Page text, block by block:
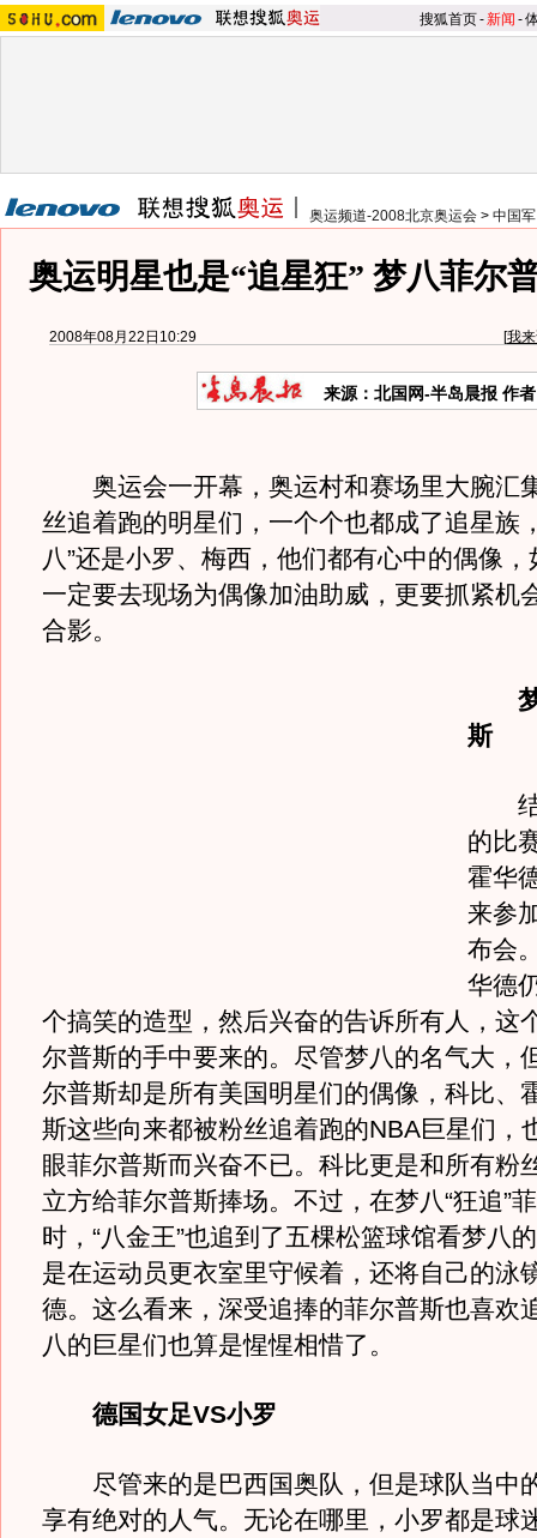
搜狐首页-新闻 -
奥运频道-2008北京奥运会 > 中国
奥运明星也是“追星狂” 梦八菲尔
2008年08月22日10:29 [我
来源：北国网-半岛晨报 作
奥运会一开幕，奥运村和赛场里大腕汇
丝追着跑的明星们，一个个也都成了追星族
八”还是小罗、梅西，他们都有心中的偶像
一定要去现场为偶像加油助威，更要抓紧机
合影。
斯
结
的比
霍华
来参
布会
华德
个搞笑的造型，然后兴奋的告诉所有人，这
尔普斯的手中要来的。尽管梦八的名气大，
尔普斯却是所有美国明星们的偶像，科比、
斯这些向来都被粉丝追着跑的NBA巨星们，
眼菲尔普斯而兴奋不已。科比更是和所有粉
立方给菲尔普斯捧场。不过，在梦八“狂追”
时，“八金王”也追到了五棵松篮球馆看梦八
是在运动员更衣室里守候着，还将自己的泳
德。这么看来，深受追捧的菲尔普斯也喜欢
八的巨星们也算是惺惺相惜了。
德国女足VS小罗
尽管来的是巴西国奥队，但是球队当中
享有绝对的人气。无论在哪里，小罗都是球